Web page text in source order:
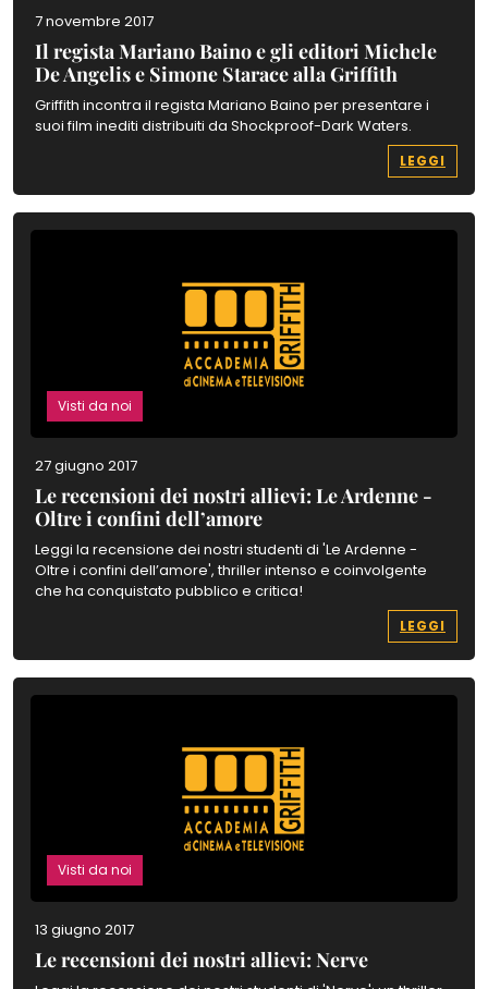
7 novembre 2017
Il regista Mariano Baino e gli editori Michele
De Angelis e Simone Starace alla Griffith
Griffith incontra il regista Mariano Baino per presentare i
suoi film inediti distribuiti da Shockproof-Dark Waters.
LEGGI
Visti da noi
27 giugno 2017
Le recensioni dei nostri allievi: Le Ardenne -
Oltre i confini dell’amore
Leggi la recensione dei nostri studenti di 'Le Ardenne -
Oltre i confini dell’amore', thriller intenso e coinvolgente
che ha conquistato pubblico e critica!
LEGGI
Visti da noi
13 giugno 2017
Le recensioni dei nostri allievi: Nerve